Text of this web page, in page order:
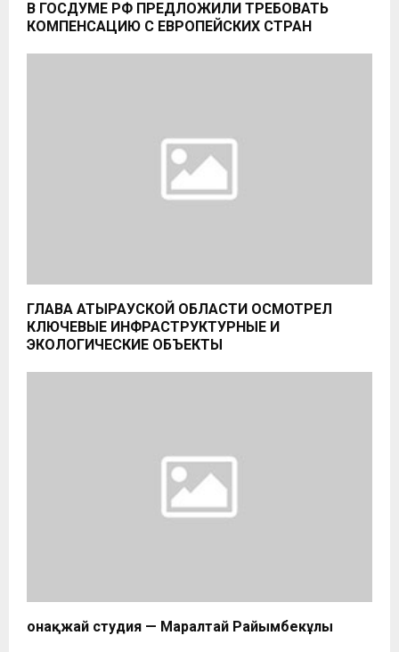
В ГОСДУМЕ РФ ПРЕДЛОЖИЛИ ТРЕБОВАТЬ
КОМПЕНСАЦИЮ С ЕВРОПЕЙСКИХ СТРАН
ГЛАВА АТЫРАУСКОЙ ОБЛАСТИ ОСМОТРЕЛ
КЛЮЧЕВЫЕ ИНФРАСТРУКТУРНЫЕ И
ЭКОЛОГИЧЕСКИЕ ОБЪЕКТЫ
Қонақжай студия — Маралтай Райымбекұлы